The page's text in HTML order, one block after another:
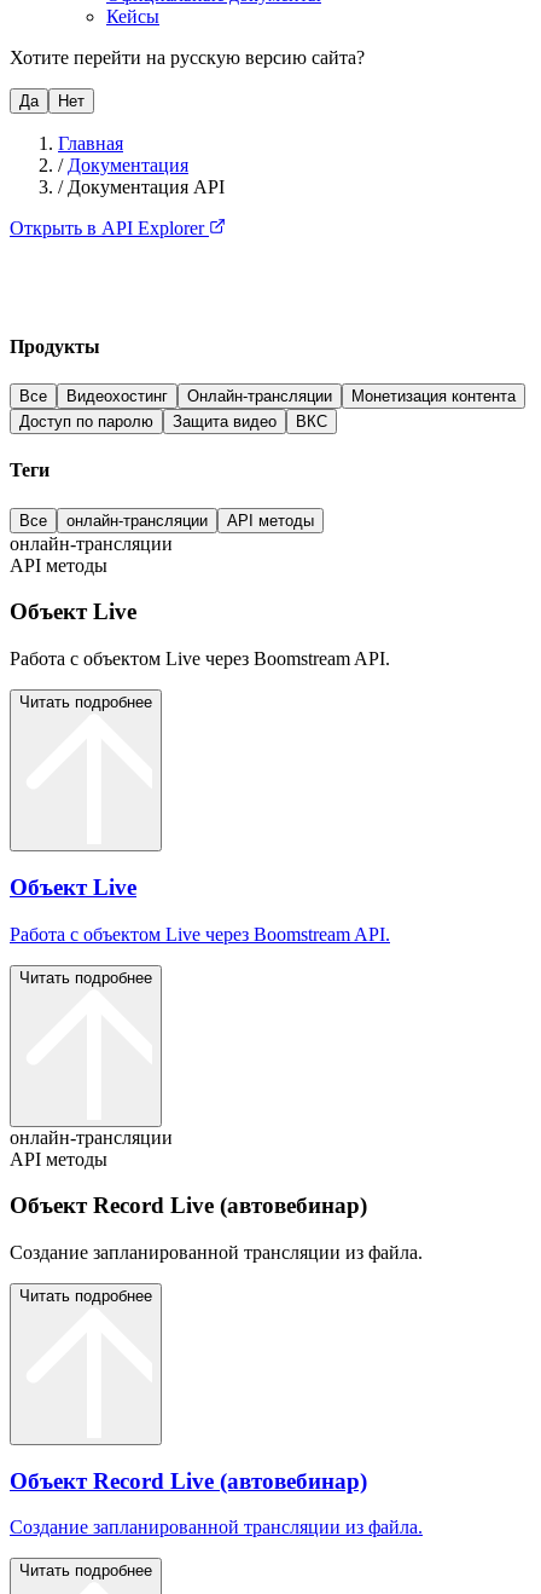
Кейсы
Хотите перейти на русскую версию сайта?
Да Нет
Главная
/ Документация
/ Документация API
Открыть в API Explorer
Продукты
Все Видеохостинг Онлайн-трансляции
Монетизация контента
Доступ по паролю
Защита видео ВКС
Теги
Все онлайн-трансляции API методы
онлайн-трансляции
API методы
Объект Live
Работа с объектом Live через Boomstream API.
Читать подробнее
Объект Live
Работа с объектом Live через Boomstream API.
Читать подробнее
онлайн-трансляции
API методы
Объект Record Live (автовебинар)
Создание запланированной трансляции из файла.
Читать подробнее
Объект Record Live (автовебинар)
Создание запланированной трансляции из файла.
Читать подробнее